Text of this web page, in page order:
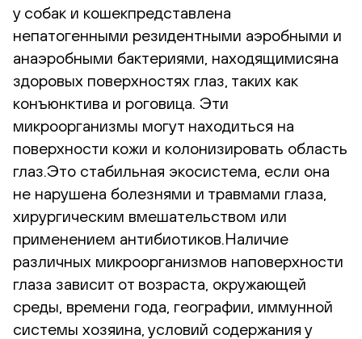
у собак и кошекпредставлена
непатогенными резидентными аэробными и
анаэробными бактериями, находящимисяна
здоровых поверхностях глаз, таких как
конъюнктива и роговица. Эти
микроорганизмы могут находиться на
поверхности кожи и колонизировать область
глаз.Это стабильная экосистема, если она
не нарушена болезнями и травмами глаза,
хирургическим вмешательством или
применением антибиотиков.Наличие
различных микроорганизмов наповерхности
глаза зависит от возраста, окружающей
среды, времени года, географии, иммунной
системы хозяина, условий содержания у